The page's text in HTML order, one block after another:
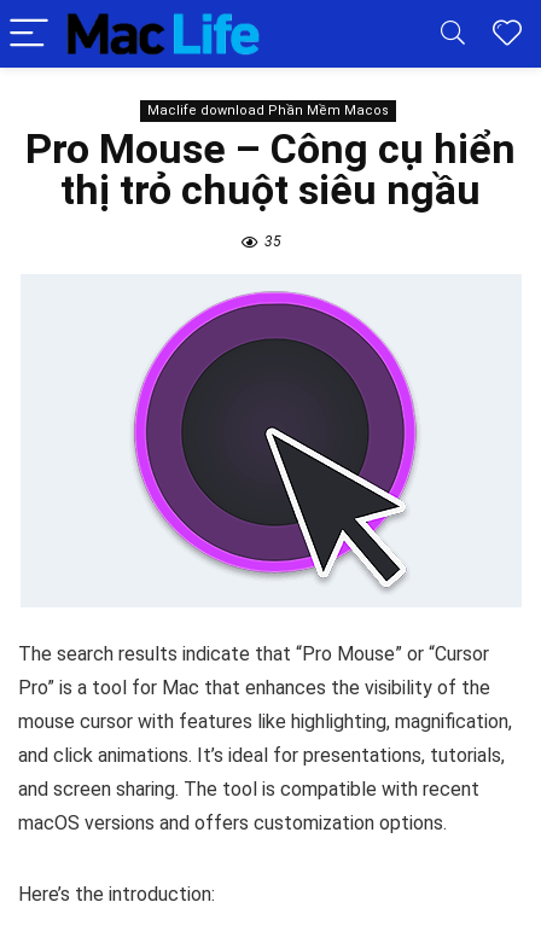
Maclife download Phần Mềm Macos
Pro Mouse – Công cụ hiển
thị trỏ chuột siêu ngầu
35
The search results indicate that “Pro Mouse” or “Cursor
Pro” is a tool for Mac that enhances the visibility of the
mouse cursor with features like highlighting, magnification,
and click animations. It’s ideal for presentations, tutorials,
and screen sharing. The tool is compatible with recent
macOS versions and offers customization options.
Here’s the introduction: